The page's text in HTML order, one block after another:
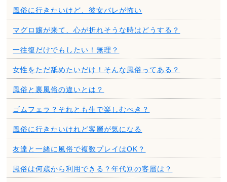
風俗に行きたいけど、彼女バレが怖い
マグロ嬢が来て、心が折れそうな時はどうする？
一往復だけでもしたい！無理？
女性をただ舐めたいだけ！そんな風俗ってある？
風俗と裏風俗の違いとは？
ゴムフェラ？それとも生で楽しむべき？
風俗に行きたいけれど客層が気になる
友達と一緒に風俗で複数プレイはOK？
風俗は何歳から利用できる？年代別の客層は？